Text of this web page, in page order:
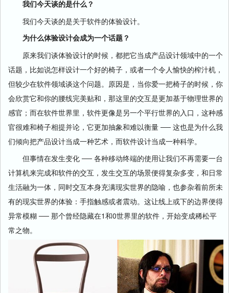
我们今天谈的是什么？
我们今天谈的是关于软件的体验设计。
为什么体验设计会成为一个话题？
原来我们谈体验设计的时候，都把它当成产品设计领域中的一个
话题，比如说怎样设计一个好的椅子，或者一个令人愉快的榨汁机，
但较少在软件领域谈这个问题。原因是，当你爱一把椅子的时候，你
会欣赏它和你的腰线完美贴和，那这里的交互是更加基于物理世界的
感官；而在软件世界里，软件更像是另一个平行世界的入口，这种感
官很难和椅子相提并论，它更加抽象和难以衡量 ── 这也是为什么我
们倾向把产品设计当成一种艺术，而软件设计当成一种科学。
但事情在发生变化 ── 各种移动终端的使用让我们不再需要一台
计算机来完成和软件的交互，发生交互的场景便得复杂多变，和日常
生活融为一体，同时交互本身充满现实世界的隐喻，也参杂着前所未
有的现实世界的体验：手指触感或者震动。这让线上或下的边界便得
异常模糊 ── 那个曾经隐藏在1和0世界里的软件，开始变成稀松平
常之物。